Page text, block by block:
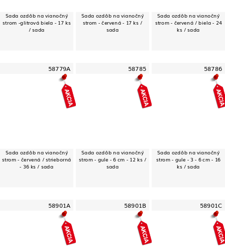
Sada ozdôb na vianočný
strom -glitrová biela - 17 ks
/ sada
Sada ozdôb na vianočný
strom - červená - 17 ks /
sada
Sada ozdôb na vianočný
strom - červená / biela - 24
ks / sada
58779A
Sada ozdôb na vianočný
strom - červená / strieborná
- 36 ks / sada
58785
Sada ozdôb na vianočný
strom - gule - 6 cm - 12 ks /
sada
58786
Sada ozdôb na vianočný
strom - gule - 3 - 6 cm - 16
ks / sada
58901A 58901B 58901C